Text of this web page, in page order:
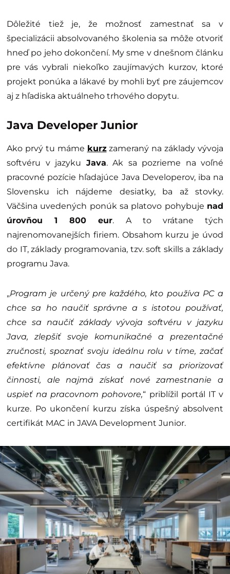
Dôležité tiež je, že možnosť zamestnať sa v
špecializácii absolvovaného školenia sa môže otvoriť
hneď po jeho dokončení. My sme v dnešnom článku
pre vás vybrali niekoľko zaujímavých kurzov, ktoré
projekt ponúka a lákavé by mohli byť pre záujemcov
aj z hľadiska aktuálneho trhového dopytu.
Java Developer Junior
Ako prvý tu máme kurzzameraný na základy vývoja
softvéru v jazyku Java. Ak sa pozrieme na voľné
pracovné pozície hľadajúce Java Developerov, iba na
Slovensku ich nájdeme desiatky, ba až stovky.
Väčšina uvedených ponúk sa platovo pohybuje nad
úrovňou 1 800 eur. A to vrátane tých
najrenomovanejších firiem. Obsahom kurzu je úvod
do IT, základy programovania, tzv. soft skills a základy
programu Java.
„Program je určený pre každého, kto používa PC a
chce sa ho naučiť správne a s istotou používať,
chce sa naučiť základy vývoja softvéru v jazyku
Java, zlepšiť svoje komunikačné a prezentačné
zručnosti, spoznať svoju ideálnu rolu v tíme, začať
efektívne plánovať čas a naučiť sa priorizovať
činnosti, ale najmä získať nové zamestnanie a
uspieť na pracovnom pohovore,“ priblížil portál IT v
kurze. Po ukončení kurzu získa úspešný absolvent
certifikát MAC in JAVA Development Junior.